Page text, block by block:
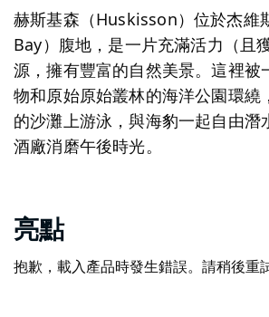
赫斯基森（Huskisson）位於杰維
Bay）腹地，是一片充滿活力（且
源，擁有豐富的自然美景。這裡被
物和原始原始叢林的海洋公園環繞
的沙灘上游泳，與海豹一起自由潛
酒廠消磨午後時光。
亮點
抱歉，載入產品時發生錯誤。請稍後重試